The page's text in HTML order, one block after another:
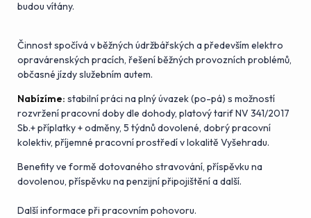
budou vítány.
Činnost spočívá v běžných údržbářských a především elektro
opravárenských pracích, řešení běžných provozních problémů,
občasné jízdy služebním autem.
Nabízíme: stabilní práci na plný úvazek (po-pá) s možností
rozvržení pracovní doby dle dohody, platový tarif NV 341/2017
Sb.+ příplatky + odměny, 5 týdnů dovolené, dobrý pracovní
kolektiv, příjemné pracovní prostředí v lokalitě Vyšehradu.
Benefity ve formě dotovaného stravování, příspěvku na
dovolenou, příspěvku na penzijní připojištění a další.
Další informace při pracovním pohovoru.